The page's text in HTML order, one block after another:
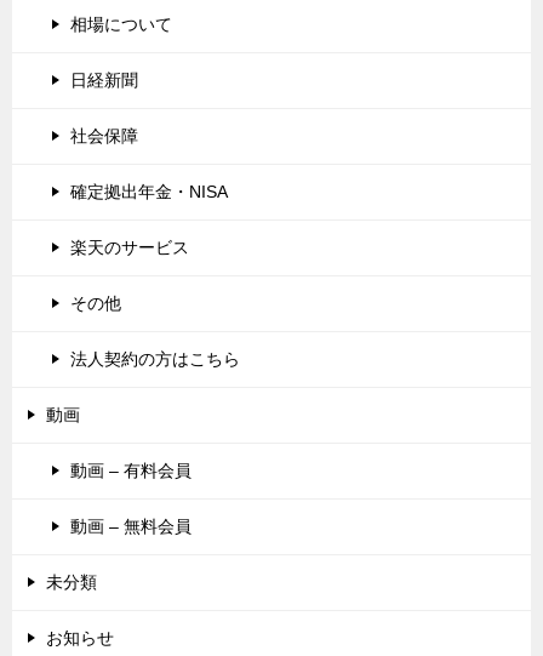
相場について
日経新聞
社会保障
確定拠出年金・NISA
楽天のサービス
その他
法人契約の方はこちら
動画
動画 – 有料会員
動画 – 無料会員
未分類
お知らせ